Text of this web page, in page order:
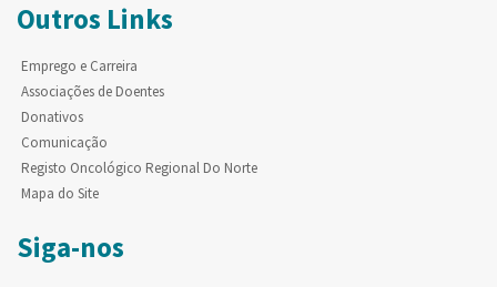
Outros Links
Emprego e Carreira
Associações de Doentes
Donativos
Comunicação
Registo Oncológico Regional Do Norte
Mapa do Site
Siga-nos